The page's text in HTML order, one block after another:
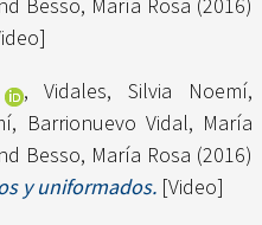
Besso, María Rosa (2016)
,Vidales, Silvia Noemí,
, Barrionuevo Vidal, María
Besso, María Rosa (2016)
y uniformados. [Video]